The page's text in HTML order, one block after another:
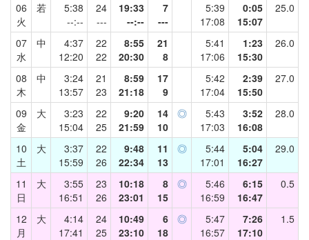
06
火
若
5:38
--:--
24
---
19:33
--:--
7
---
5:39
17:08
0:05
15:07
25.0
07
水
中
4:37
12:20
22
22
8:55
20:30
21
8
5:41
17:06
1:23
15:30
26.0
08
木
中
3:24
13:57
21
23
8:59
21:18
17
9
5:42
17:04
2:39
15:50
27.0
09
金
大
3:23
15:04
22
25
9:20
21:59
14
10
◎
5:43
17:03
3:52
16:08
28.0
10
土
大
3:37
15:59
22
26
9:48
22:34
11
13
◎
5:44
17:01
5:04
16:27
29.0
11
日
大
3:55
16:51
23
26
10:18
23:01
8
15
◎
5:46
16:59
6:15
16:47
0.5
12
月
大
4:14
17:41
24
25
10:49
23:10
6
18
◎
5:47
16:57
7:26
17:10
1.5